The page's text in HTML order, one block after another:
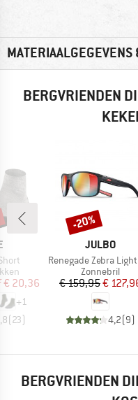
BERGVRIENDEN
prijs
€ 20,36
+1
(23)
MERK
JULBO
Artikel
Renegade Zebra Light S1-3
Productgroep
Zonnebril
Prijs
€ 159,95€
4,2(9)
Korting
-20%
BERGVRIENDEN